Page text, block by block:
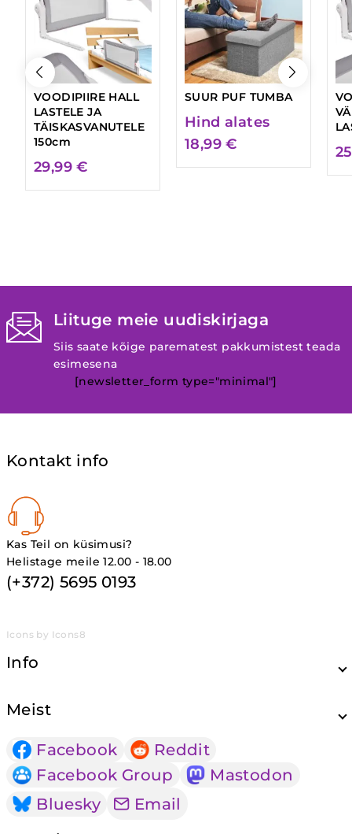
VOODIPIIRE HALL
LASTELE JA
TÄISKASVANUTELE
150cm
29,99€
SUUR PUF TUMBA
Hind alates
18,99€
Liituge meie uudiskirjaga
Siis saate kõige parematest pakkumistest teada
esimesena
[newsletter_form type="minimal"]
Kontakt info
Kas Teil on küsimusi?
Helistage meile 12.00 - 18.00
(+372) 5695 0193
Icons by Icons8
Info
Meist
Facebook
Reddit
Facebook Group
Mastodon
Bluesky
Email